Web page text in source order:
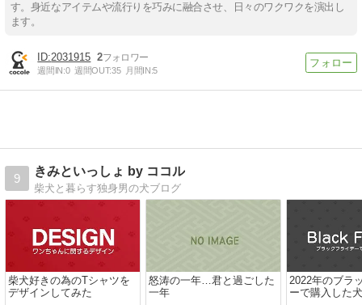
す。身近なアイテムや流行りを巧みに融合させ、日々のワクワクを演出し
ます。
2031915 2
週間IN:0 週間OUT:35 月間IN:5
9
きみといっしょ by ココル
柴犬と暮らす独身男の犬ブログ
柴犬好きの為のTシャツを
デザインしてみた
怒涛の一年…君と過ごした
一年
2022年のブラ
ーで購入した